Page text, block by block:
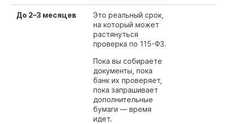
До 2⁠–⁠3 месяцев
Это реальный срок,
на который может
растянуться
проверка по 115-ФЗ.
Пока вы собираете
документы, пока
банк их проверяет,
пока запрашивает
дополнительные
бумаги — время
идет.